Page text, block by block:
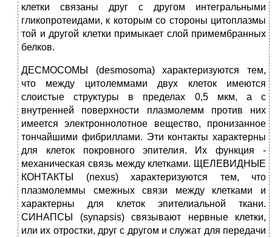
клетки связаны друг с другом интегральными
гликопротеидами, к которым со стороны цитоплазмы
той и другой клетки примыкает слой примембранных
белков.
ДЕСМОСОМЫ (desmosoma) характеризуются тем,
что между цитолеммами двух клеток имеются
слоистые структуры в пределах 0,5 мкм, а с
внутренней поверхности плазмолемм против них
имеется электроннолотное вещество, пронизанное
тончайшими фибриллами. Эти контакты характерны
для клеток покровного эпителия. Их функция -
механическая связь между клетками. ЩЕЛЕВИДНЫЕ
КОНТАКТЫ (nexus) характеризуются тем, что
плазмолеммы смежных связи между клетками и
характерны для клеток эпителиальной ткани.
СИНАПСЫ (synapsis) связывают нервные клетки,
или их отростки, друг с другом и служат для передачи